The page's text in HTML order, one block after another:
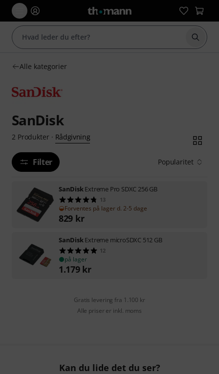
Start
Alle kategorier
SanDisk
2 Produkter· Rådgivning
Filter Popularitet
SanDiskExtreme Pro SDXC 256 GB
13
Forventes på lager d. 2-5 dage
829 kr
SanDiskExtreme microSDXC 512 GB
12
på lager
1.179 kr
Gratis levering fra 1.100 kr
Alle priser er inkl. moms
Kan du lide det du ser?